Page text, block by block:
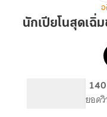
โน
สุด
สามี
อ
นักเปียโนสุดเฉิ่
140
ยอด